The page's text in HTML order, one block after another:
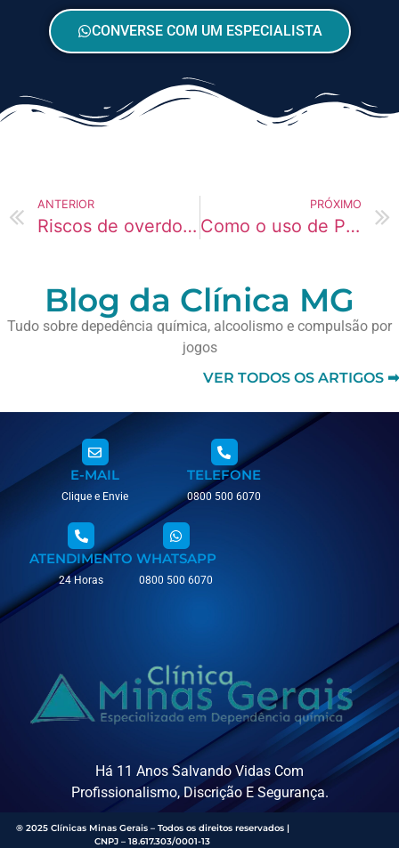
CONVERSE COM UM ESPECIALISTA
ANTERIOR
Riscos de overdose de Ayahuasca para universitários
PRÓXIMO
Como o uso de Pornografia afeta o cérebro de idosos
Blog da Clínica MG
Tudo sobre depedência química, alcoolismo e compulsão por
jogos
VER TODOS OS ARTIGOS ➡
E-MAIL
Clique e Envie
TELEFONE
0800 500 6070
ATENDIMENTO
24 Horas
WHATSAPP
0800 500 6070
Há 11 Anos Salvando Vidas Com
Profissionalismo, Discrição E Segurança.
® 2025 Clínicas Minas Gerais – Todos os direitos reservados |
CNPJ – 18.617.303/0001-13